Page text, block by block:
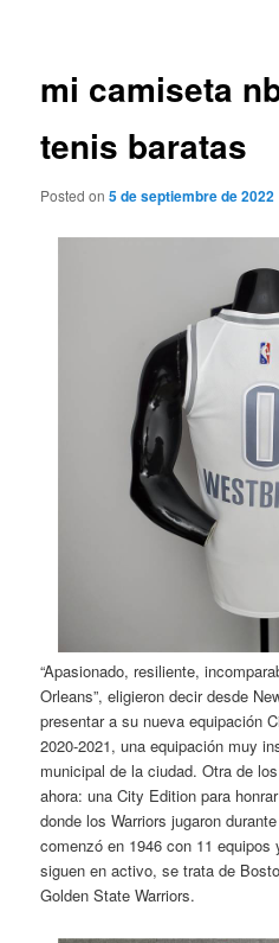
mi camiseta
tenis baratas
Posted on5 de septiembre de 2022
“Apasionado, resiliente,
Orleans”, eligieron decir desde
presentar a su nueva equipación
2020-2021, una equipación muy
municipal de la ciudad. Otra de
ahora: una City Edition para
donde los Warriors jugaron
comenzó en 1946 con 11
siguen en activo, se trata de
Golden State Warriors.